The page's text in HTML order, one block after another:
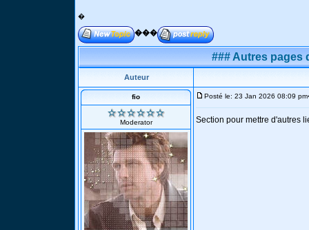
�
���
### Autres pages
Auteur
fio
Moderator
Posté le: 23 Jan 2026 08:09 pm
Section pour mettre d'autres